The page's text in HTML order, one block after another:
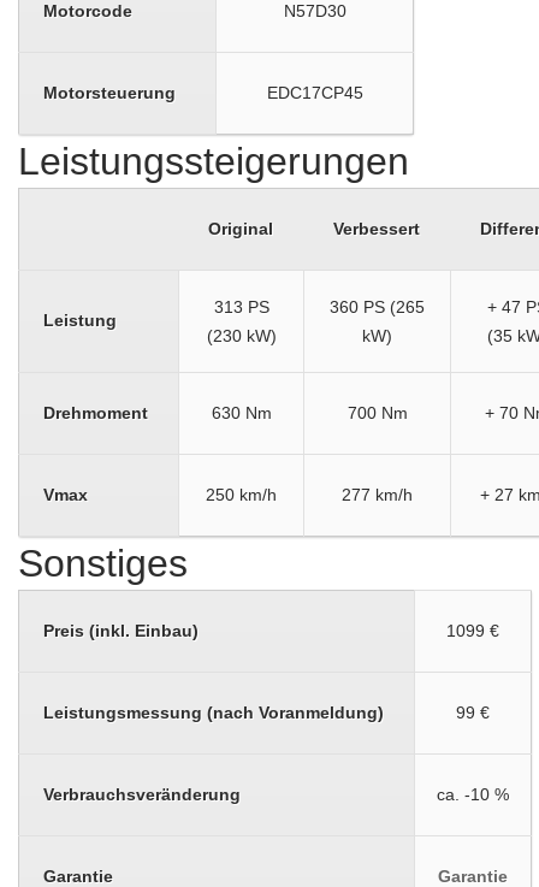
Motorcode N57D30
Motorsteuerung EDC17CP45
Leistungssteigerungen
Original Verbessert
Leistung
313 PS
(230 kW)
360 PS (265
kW)
+ 47
(35
Drehmoment 630 Nm 700 Nm + 70
Vmax 250 km/h 277 km/h + 27
Sonstiges
Preis (inkl. Einbau) 1099 €
Leistungsmessung (nach Voranmeldung) 99 €
Verbrauchsveränderung ca. -10 %
Garantie Garantie